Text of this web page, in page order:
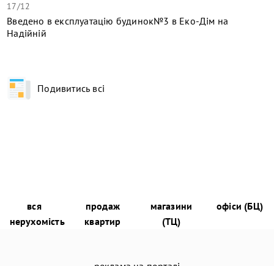
17/12
​Введено в експлуатацію будинок№3 в Еко-Дім на
Надійній
Подивитись всі
вся
нерухомість
продаж
квартир
магазини
(ТЦ)
офіси (БЦ)